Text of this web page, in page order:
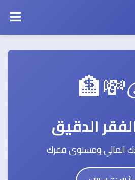
الدقيق
المالي ومستوى فقرك